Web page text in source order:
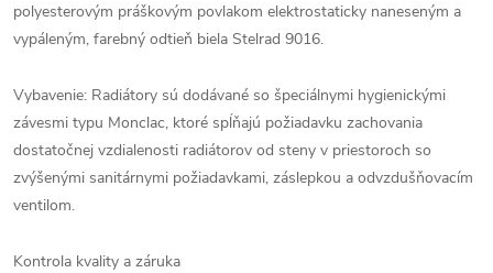
polyesterovým práškovým povlakom elektrostaticky naneseným a
vypáleným, farebný odtieň biela Stelrad 9016.
Vybavenie: Radiátory sú dodávané so špeciálnymi hygienickými
závesmi typu Monclac, ktoré spĺňajú požiadavku zachovania
dostatočnej vzdialenosti radiátorov od steny v priestoroch so
zvýšenými sanitárnymi požiadavkami, záslepkou a odvzdušňovacím
ventilom.
Kontrola kvality a záruka